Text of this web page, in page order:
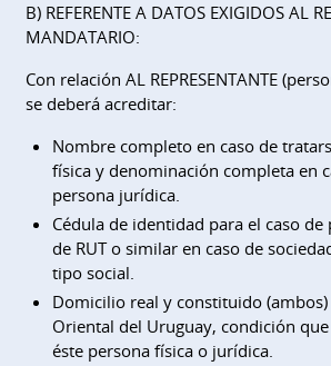
B) REFERENTE A DATOS EXIGIDOS AL
MANDATARIO:
Con relación AL REPRESENTANTE
se deberá acreditar:
Nombre completo en caso de
física y denominación completa en
persona jurídica.
Cédula de identidad para el caso de
de RUT o similar en caso de
tipo social.
Domicilio real y constituido (ambos)
Oriental del Uruguay, condición
éste persona física o jurídica.